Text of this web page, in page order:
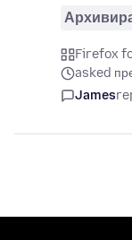
Firefox
asked
James